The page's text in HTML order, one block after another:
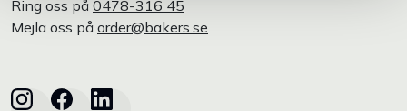
Ring oss på 0478-316 45
Mejla oss på order@bakers.se